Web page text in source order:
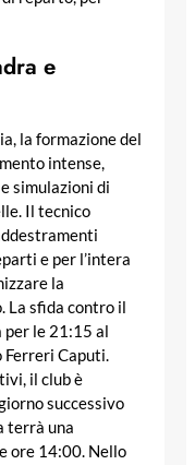
e
la formazione del
intense,
simulazioni di
Il tecnico
e per l’intera
la
La sfida contro il
per le 21:15 al
Ferreri Caputi.
il club è
successivo
terrà una
ore 14:00. Nello